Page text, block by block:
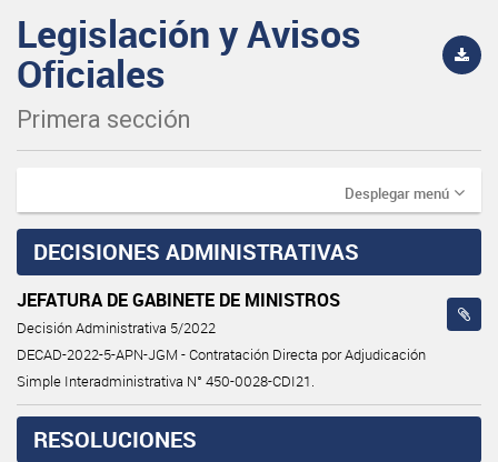
Legislación y Avisos
Oficiales
Primera sección
Desplegar menú
DECISIONES ADMINISTRATIVAS
JEFATURA DE GABINETE DE MINISTROS
Decisión Administrativa 5/2022
DECAD-2022-5-APN-JGM - Contratación Directa por Adjudicación
Simple Interadministrativa N° 450-0028-CDI21.
RESOLUCIONES